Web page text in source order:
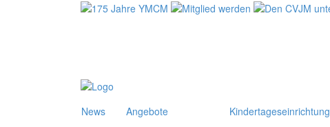
News
Angebote
Kindertageseinrichtung